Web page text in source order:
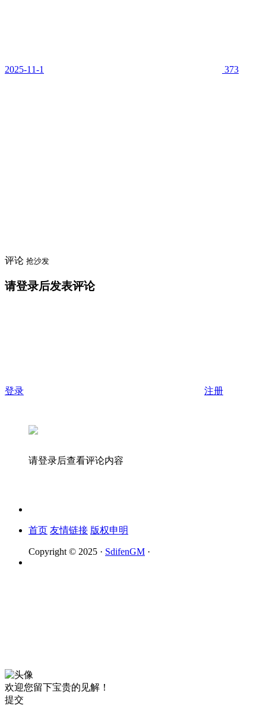
2025-11-1 373
评论 抢沙发
请登录后发表评论
登录 注册
请登录后查看评论内容
首页 友情链接 版权申明
Copyright © 2025 · SdifenGM ·
欢迎您留下宝贵的见解！
提交